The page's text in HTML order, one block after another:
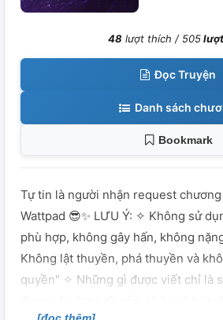
48 lượt thích /505
Đọc Truyện
Danh sách
Bookmark
Tự tin là người nhận request
Wattpad 😎✨ LƯU Ý: ✧ Không sử
phù hợp, không gây hấn, không
Không lật thuyền, phá thuyền và
quyền" ✧ Những gì được viết chỉ là